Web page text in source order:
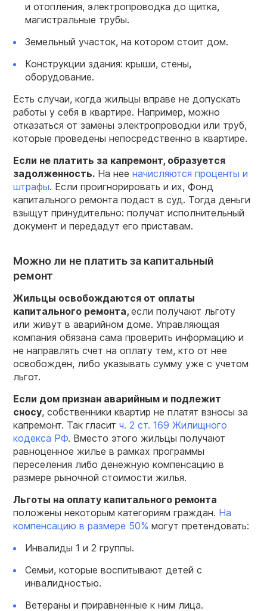
и отопления, электропроводка до щитка,
магистральные трубы.
Земельный участок, на котором стоит дом.
Конструкции здания: крыши, стены,
оборудование.
Есть случаи, когда жильцы вправе не допускать
работы у себя в квартире. Например, можно
отказаться от замены электропроводки или труб,
которые проведены непосредственно в квартире.
Если не платить за капремонт, образуется
задолженность. На нее начисляются проценты и
штрафы. Если проигнорировать и их, Фонд
капитального ремонта подаст в суд. Тогда деньги
взыщут принудительно: получат исполнительный
документ и передадут его приставам.
Можно ли не платить за капитальный
ремонт
Жильцы освобождаются от оплаты
капитального ремонта, если получают льготу
или живут в аварийном доме. Управляющая
компания обязана сама проверить информацию и
не направлять счет на оплату тем, кто от нее
освобожден, либо указывать сумму уже с учетом
льгот.
Если дом признан аварийным и подлежит
сносу, собственники квартир не платят взносы за
капремонт. Так гласит ч. 2 ст. 169 Жилищного
кодекса РФ. Вместо этого жильцы получают
равноценное жилье в рамках программы
переселения либо денежную компенсацию в
размере рыночной стоимости жилья.
Льготы на оплату капитального ремонта
положены некоторым категориям граждан. На
компенсацию в размере 50% могут претендовать:
Инвалиды 1 и 2 группы.
Семьи, которые воспитывают детей с
инвалидностью.
Ветераны и приравненные к ним лица.